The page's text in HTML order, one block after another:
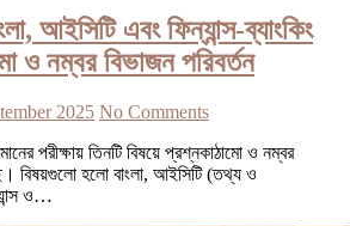
আইসিটি এবং ফিন্যান্স-ব্যাংকিং
ও নম্বর বিভাজন পরিবর্তন
2025 No Comments
পরীক্ষায় তিনটি বিষয়ে প্রশ্নকাঠামো ও নম্বর
বিষয়গুলো হলো বাংলা, আইসিটি (তথ্য ও
ও…